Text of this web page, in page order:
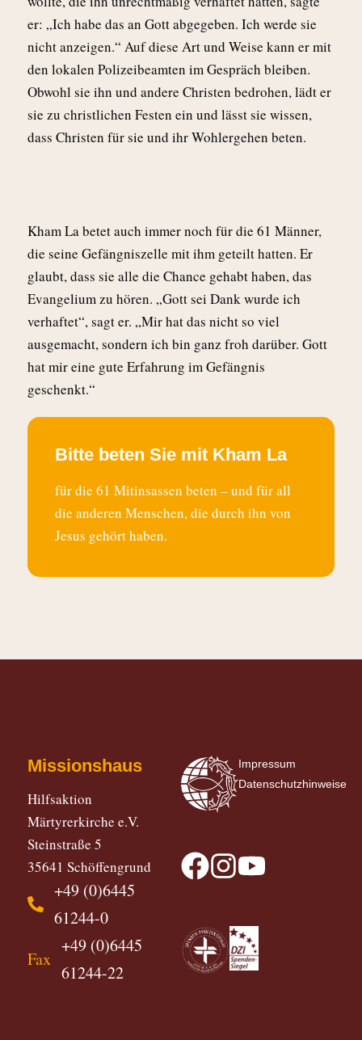
er: „Ich habe das an Gott abgegeben. Ich werde sie
nicht anzeigen.“ Auf diese Art und Weise kann er mit
den lokalen Polizeibeamten im Gespräch bleiben.
Obwohl sie ihn und andere Christen bedrohen, lädt er
sie zu christlichen Festen ein und lässt sie wissen,
dass Christen für sie und ihr Wohlergehen beten.
Kham La betet auch immer noch für die 61 Männer,
die seine Gefängniszelle mit ihm geteilt hatten. Er
glaubt, dass sie alle die Chance gehabt haben, das
Evangelium zu hören. „Gott sei Dank wurde ich
verhaftet“, sagt er. „Mir hat das nicht so viel
ausgemacht, sondern ich bin ganz froh darüber. Gott
hat mir eine gute Erfahrung im Gefängnis
geschenkt.“
Bitte beten Sie mit Kham La
für die 61 Mitinsassen beten – und für all
die anderen Menschen, die durch ihn von
Jesus gehört haben.
Missionshaus
Hilfsaktion
Märtyrerkirche e.V.
Steinstraße 5
35641 Schöffengrund
+49 (0)6445
61244-0
Fax
+49 (0)6445
61244-22
Impressum
Datenschutzhinweise